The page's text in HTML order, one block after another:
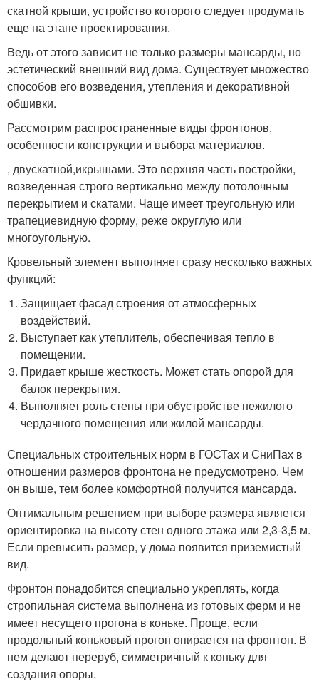
скатной крыши, устройство которого следует продумать
еще на этапе проектирования.
Ведь от этого зависит не только размеры мансарды, но
эстетический внешний вид дома. Существует множество
способов его возведения, утепления и декоративной
обшивки.
Рассмотрим распространенные виды фронтонов,
особенности конструкции и выбора материалов.
, двускатной,икрышами. Это верхняя часть постройки,
возведенная строго вертикально между потолочным
перекрытием и скатами. Чаще имеет треугольную или
трапециевидную форму, реже округлую или
многоугольную.
Кровельный элемент выполняет сразу несколько важных
функций:
Защищает фасад строения от атмосферных
воздействий.
Выступает как утеплитель, обеспечивая тепло в
помещении.
Придает крыше жесткость. Может стать опорой для
балок перекрытия.
Выполняет роль стены при обустройстве нежилого
чердачного помещения или жилой мансарды.
Специальных строительных норм в ГОСТах и СниПах в
отношении размеров фронтона не предусмотрено. Чем
он выше, тем более комфортной получится мансарда.
Оптимальным решением при выборе размера является
ориентировка на высоту стен одного этажа или 2,3-3,5 м.
Если превысить размер, у дома появится приземистый
вид.
Фронтон понадобится специально укреплять, когда
стропильная система выполнена из готовых ферм и не
имеет несущего прогона в коньке. Проще, если
продольный коньковый прогон опирается на фронтон. В
нем делают переруб, симметричный к коньку для
создания опоры.